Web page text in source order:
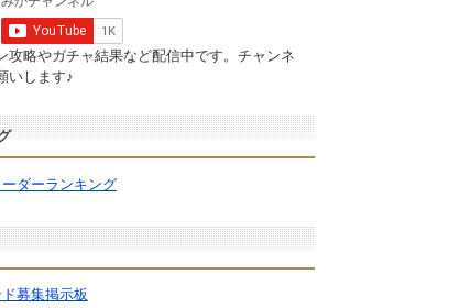
攻略やガチャ結果など配信中です。チャンネ
いします♪
ダーランキング
募集掲示板